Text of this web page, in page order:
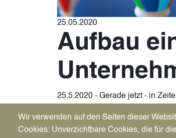
25.05.2020
Aufbau
25.5.2020 - Gerade jetzt - in
"Aufbau eines YouTube-Kanals
Wir verwenden auf den Seiten dieser
Cookies: Unverzichtbare Cookies, die für